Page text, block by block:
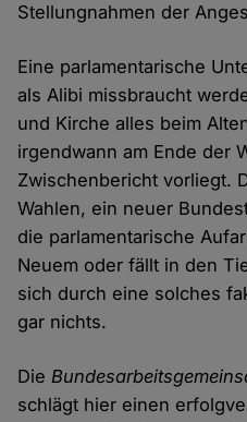
Stellungnahmen der
Eine parlamentarische
als Alibi missbraucht
und Kirche alles beim
irgendwann am Ende der
Zwischenbericht vorliegt.
Wahlen, ein neuer
die parlamentarische
Neuem oder fällt in den
sich durch eine solches
gar nichts.
Die
schlägt hier einen